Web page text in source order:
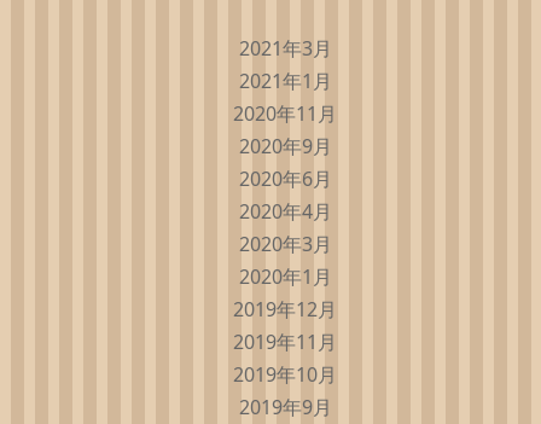
2021年3月
2021年1月
2020年11月
2020年9月
2020年6月
2020年4月
2020年3月
2020年1月
2019年12月
2019年11月
2019年10月
2019年9月